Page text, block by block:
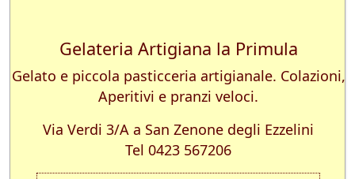
Gelateria Artigiana la Primula
Gelato e piccola pasticceria artigianale. Colazioni,
Aperitivi e pranzi veloci.
Via Verdi 3/A a San Zenone degli Ezzelini
Tel 0423 567206